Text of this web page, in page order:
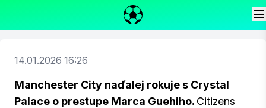
14.01.2026 16:26
Manchester City naďalej rokuje s Crystal
Palace o prestupe Marca Guehiho. Citizens